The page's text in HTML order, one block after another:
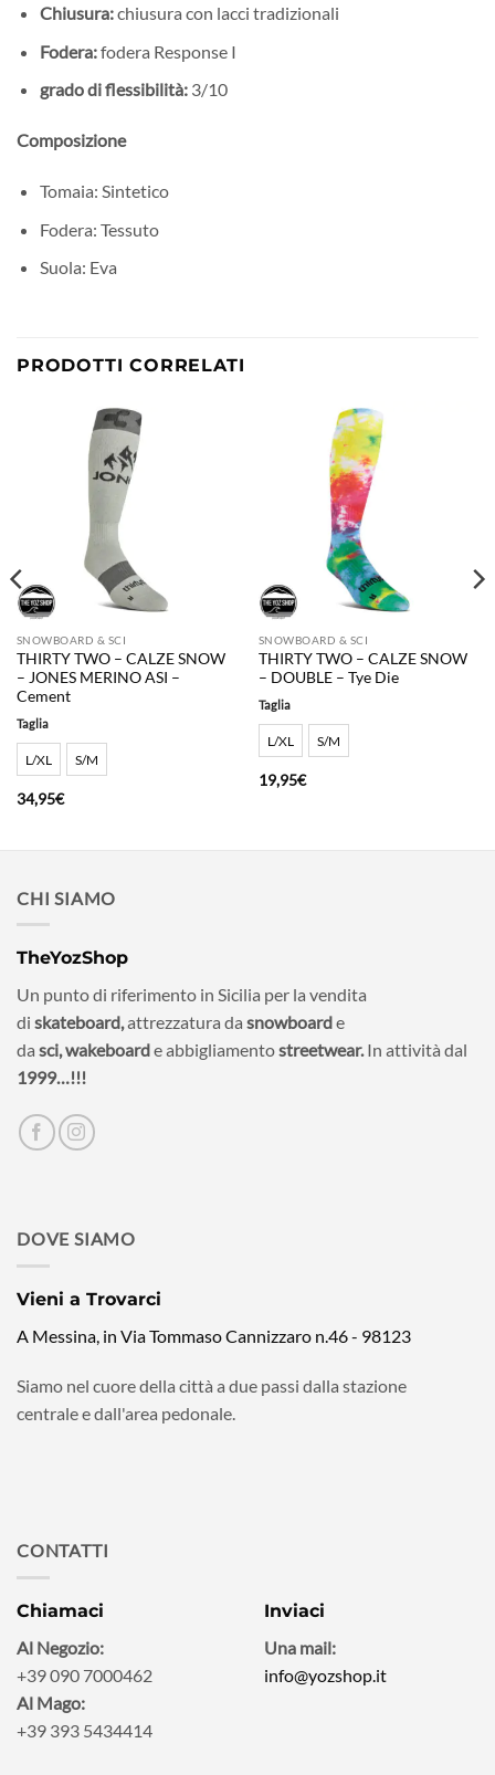
Chiusura:chiusura con lacci tradizionali
Fodera:fodera Response I
grado di flessibilità:3/10
Composizione
Tomaia: Sintetico
Fodera: Tessuto
Suola: Eva
PRODOTTI CORRELATI
SNOWBOARD & SCI
THIRTY TWO – CALZE SNOW
– JONES MERINO ASI –
Cement
Taglia
L/XL S/M
34,95€
SNOWBOARD & SCI
THIRTY TWO – CALZE SNOW
– DOUBLE – Tye Die
Taglia
L/XL S/M
19,95€
CHI SIAMO
TheYozShop
Un punto di riferimento in Sicilia per la vendita
di skateboard,attrezzatura da snowboarde
da sci,wakeboarde abbigliamentostreetwear.In attività dal
1999…!!!
DOVE SIAMO
Vieni a Trovarci
A Messina, in Via Tommaso Cannizzaro n.46 - 98123
Siamo nel cuore della città a due passi dalla stazione
centrale e dall'area pedonale.
CONTATTI
Chiamaci
Al Negozio:
+39 090 7000462
Al Mago:
+39 393 5434414
Inviaci
Una mail:
info@yozshop.it